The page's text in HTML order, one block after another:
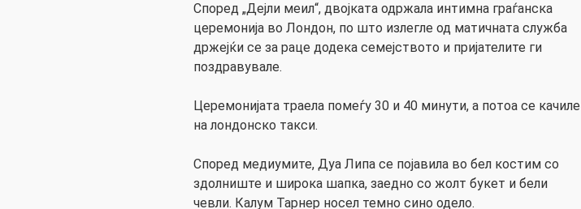
Според „Дејли меил“, двојката одржала интимна граѓанска
церемонија во Лондон, по што излегле од матичната служба
држејќи се за раце додека семејството и пријателите ги
поздравувале.
Церемонијата траела помеѓу 30 и 40 минути, а потоа се качиле
на лондонско такси.
Според медиумите, Дуа Липа се појавила во бел костим со
здолниште и широка шапка, заедно со жолт букет и бели
чевли. Калум Тарнер носел темно сино одело.